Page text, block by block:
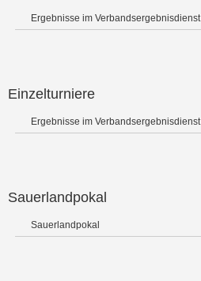
Ergebnisse im Verbandsergebnisdienst
Einzelturniere
Ergebnisse im Verbandsergebnisdienst
Sauerlandpokal
Sauerlandpokal